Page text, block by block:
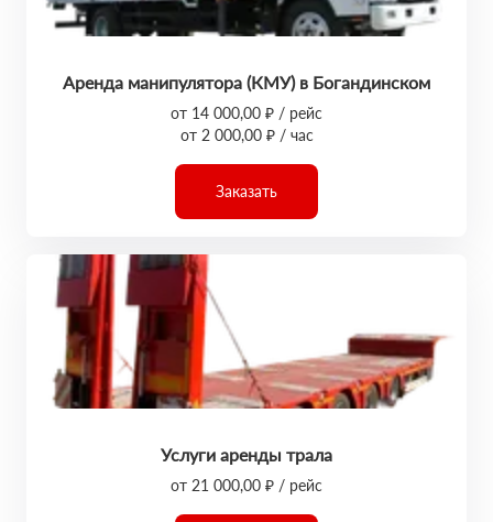
Аренда манипулятора (КМУ) в Богандинском
от 14 000,00 ₽ / рейс
от 2 000,00 ₽ / час
Заказать
Услуги аренды трала
от 21 000,00 ₽ / рейс